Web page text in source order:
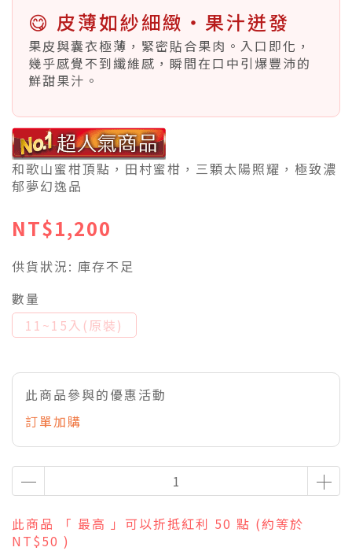
😋 皮薄如紗細緻・果汁迸發
果皮與囊衣極薄，緊密貼合果肉。入口即化，
幾乎感覺不到纖維感，瞬間在口中引爆豐沛的
鮮甜果汁。
和歌山蜜柑頂點，田村蜜柑，三顆太陽照耀，極致濃
郁夢幻逸品
NT$1,200
供貨狀況: 庫存不足
數量
11~15入(原裝)
此商品參與的優惠活動
訂單加購
此商品 「 最高 」可以折抵紅利 50 點 (約等於
NT$50 )